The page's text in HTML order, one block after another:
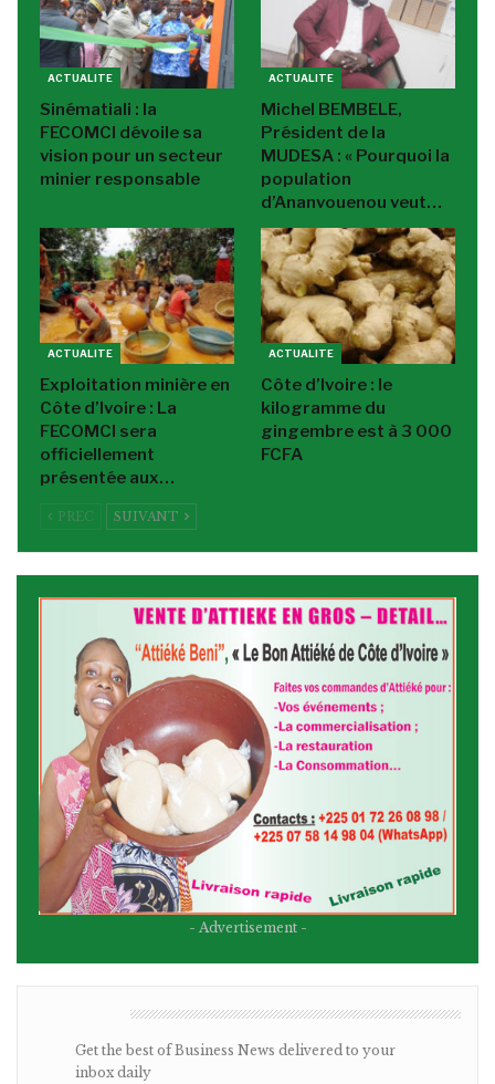
ACTUALITE
Sinématiali : la
FECOMCI dévoile sa
vision pour un secteur
minier responsable
ACTUALITE
Michel BEMBELE,
Président de la
MUDESA : « Pourquoi la
population
d’Ananvouenou veut…
ACTUALITE
Exploitation minière en
Côte d’Ivoire : La
FECOMCI sera
officiellement
présentée aux…
ACTUALITE
Côte d’Ivoire : le
kilogramme du
gingembre est à 3 000
FCFA
PREC SUIVANT
- Advertisement -
Get the best of Business News delivered to your
inbox daily